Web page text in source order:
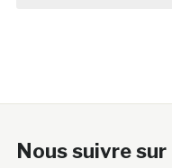
Nous suivre